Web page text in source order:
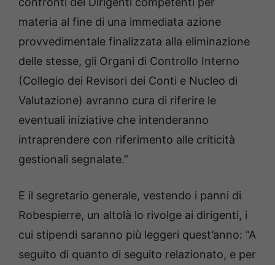
materia al fine di una immediata azione
provvedimentale finalizzata alla eliminazione
delle stesse, gli Organi di Controllo Interno
(Collegio dei Revisori dei Conti e Nucleo di
Valutazione) avranno cura di riferire le
eventuali iniziative che intenderanno
intraprendere con riferimento alle criticità
gestionali segnalate.”
E il segretario generale, vestendo i panni di
Robespierre, un altolà lo rivolge ai dirigenti, i
cui stipendi saranno più leggeri quest’anno: “A
seguito di quanto di seguito relazionato, e per